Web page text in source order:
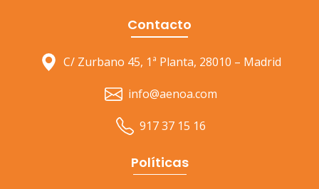
Contacto
C/ Zurbano 45, 1ª Planta, 28010 – Madrid
info@aenoa.com
917 37 15 16
Políticas